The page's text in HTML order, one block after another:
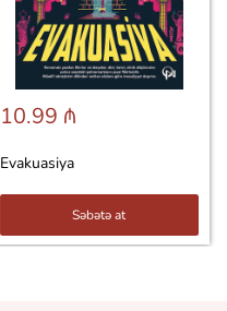
10.99 ₼
Evakuasiya
Səbətə at